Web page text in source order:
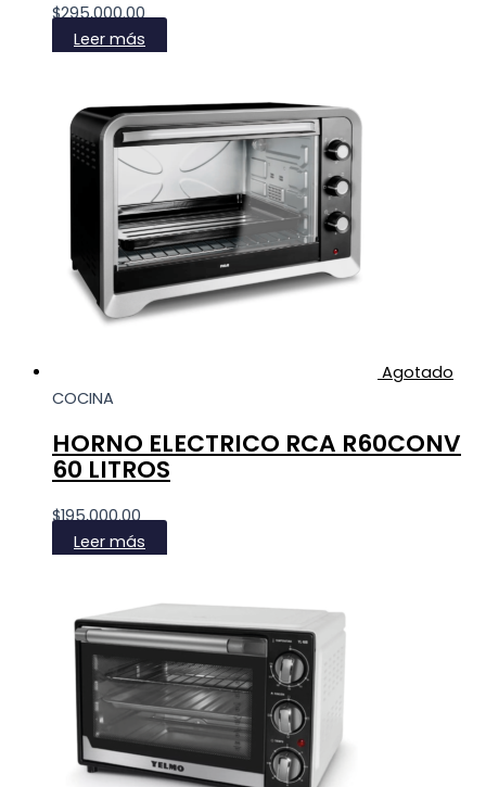
$295,000.00
Leer más
Agotado
COCINA
HORNO ELECTRICO RCA R60CONV
60 LITROS
$195,000.00
Leer más